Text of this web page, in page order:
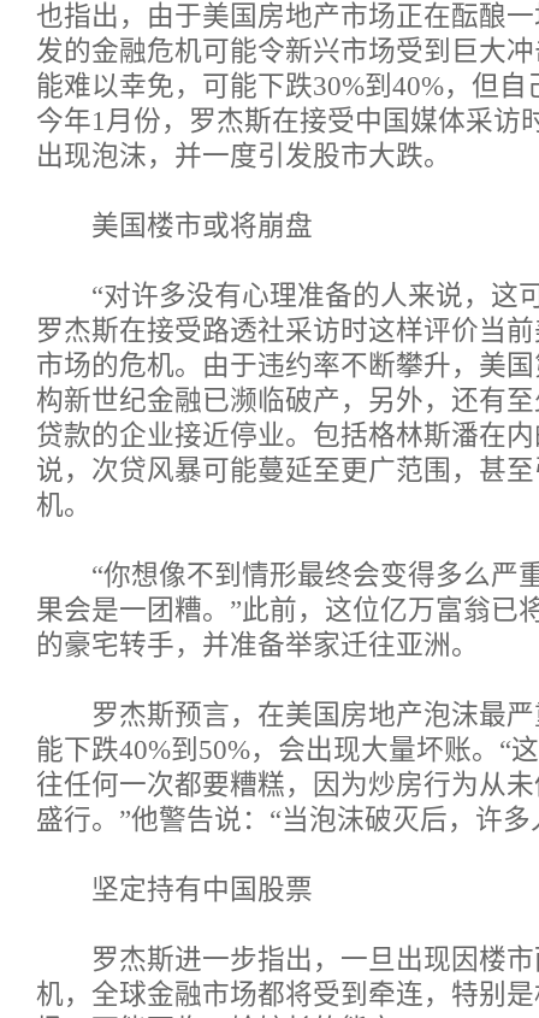
也指出，由于美国房地产市场正在酝酿
发的金融危机可能令新兴市场受到巨大
能难以幸免，可能下跌30%到40%，但
今年1月份，罗杰斯在接受中国媒体采访
出现泡沫，并一度引发股市大跌。
美国楼市或将崩盘
“对许多没有心理准备的人来说，这
罗杰斯在接受路透社采访时这样评价当
市场的危机。由于违约率不断攀升，美
构新世纪金融已濒临破产，另外，还有
贷款的企业接近停业。包括格林斯潘在
说，次贷风暴可能蔓延至更广范围，甚
机。
“你想像不到情形最终会变得多么严
果会是一团糟。”此前，这位亿万富翁已
的豪宅转手，并准备举家迁往亚洲。
罗杰斯预言，在美国房地产泡沫最严
能下跌40%到50%，会出现大量坏账。“
往任何一次都要糟糕，因为炒房行为从
盛行。”他警告说：“当泡沫破灭后，许
坚定持有中国股票
罗杰斯进一步指出，一旦出现因楼市
机，全球金融市场都将受到牵连，特别